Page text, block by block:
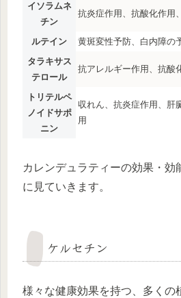
イソラムネ
チン
抗炎症作用、抗酸化作用
ルテイン
黄斑変性予防、白内障の
タラキサス
テロール
抗アレルギー作用、抗酸
トリテルペ
ノイドサポ
ニン
収れん、抗炎症作用、肝
用
カレンデュラティーの効果・効
に見ていきます。
ケルセチン
様々な健康効果を持つ、多くの